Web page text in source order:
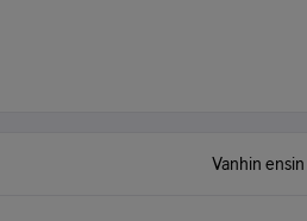
Vanhin ensin